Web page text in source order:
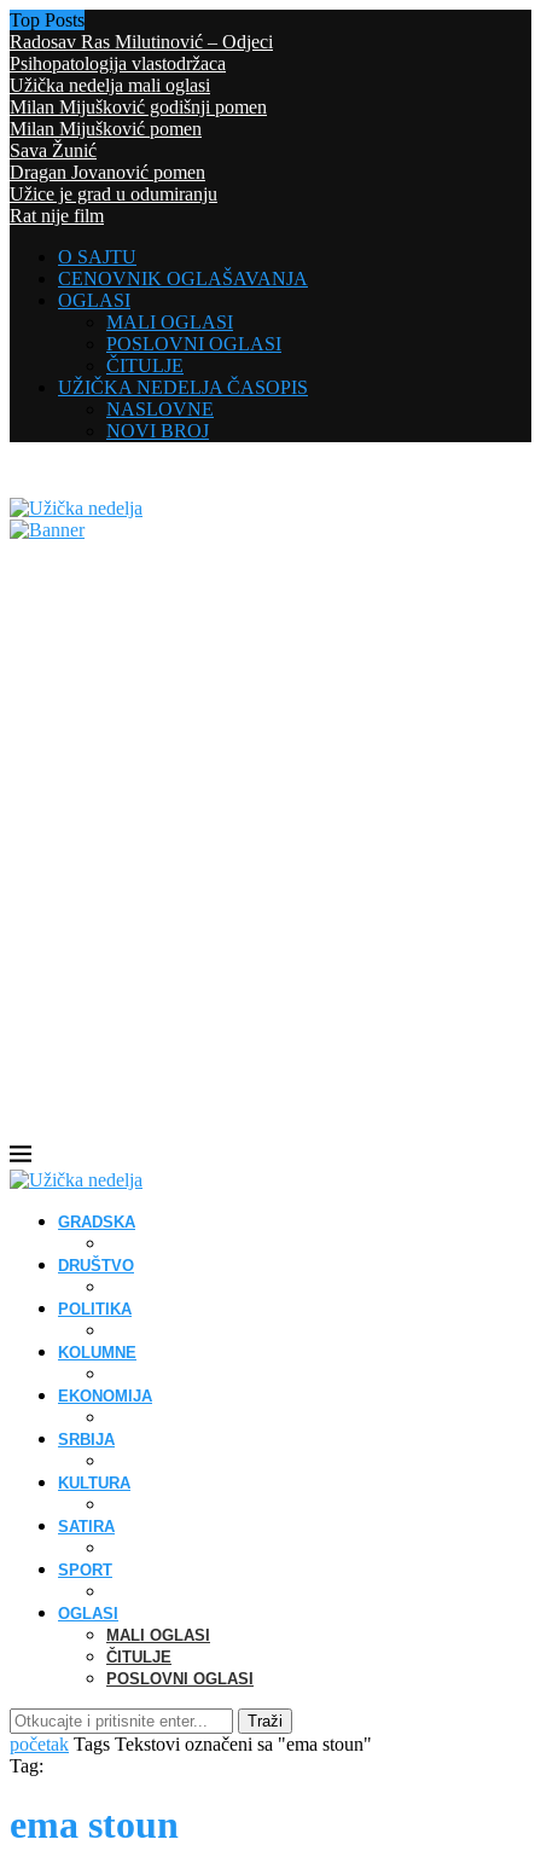
Top Posts
Radosav Ras Milutinović – Odjeci
Psihopatologija vlastodržaca
Užička nedelja mali oglasi
Milan Mijušković godišnji pomen
Milan Mijušković pomen
Sava Žunić
Dragan Jovanović pomen
Užice je grad u odumiranju
Rat nije film
O SAJTU
CENOVNIK OGLAŠAVANJA
OGLASI
MALI OGLASI
POSLOVNI OGLASI
ČITULJE
UŽIČKA NEDELJA ČASOPIS
NASLOVNE
NOVI BROJ
GRADSKA
DRUŠTVO
POLITIKA
KOLUMNE
EKONOMIJA
SRBIJA
KULTURA
SATIRA
SPORT
OGLASI
MALI OGLASI
ČITULJE
POSLOVNI OGLASI
Traži
početak Tags Tekstovi označeni sa "ema stoun"
Tag:
ema stoun